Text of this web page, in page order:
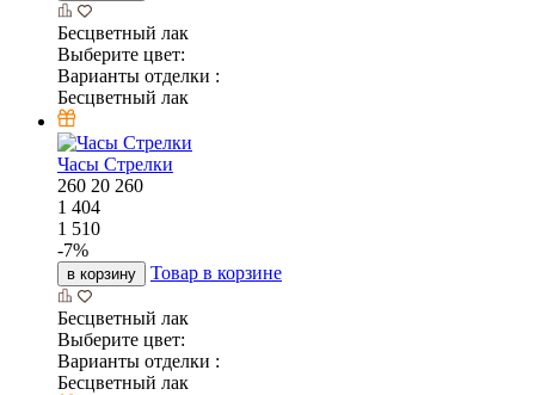
Бесцветный лак
Выберите цвет:
Варианты отделки :
Бесцветный лак
Часы Стрелки
260 20 260
1 404
1 510
-7%
в корзину Товар в корзине
Бесцветный лак
Выберите цвет:
Варианты отделки :
Бесцветный лак